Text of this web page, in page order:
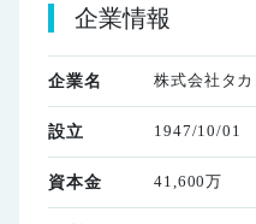
企業情報
企業名 株式会社タカ
設立 1947/10/01
資本金 41,600万